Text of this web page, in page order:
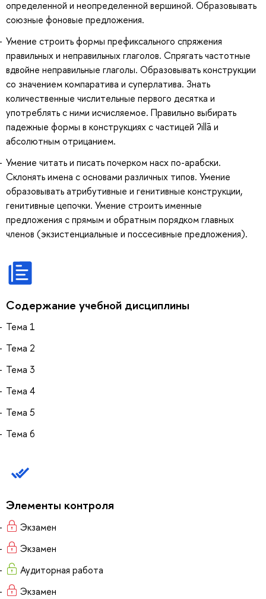
определенной и неопределенной вершиной. Образовывать
союзные фоновые предложения.
Умение строить формы префиксального спряжения
правильных и неправильных глаголов. Спрягать частотные
вдвойне неправильные глаголы. Образовывать конструкции
со значением компаратива и суперлатива. Знать
количественные числительные первого десятка и
употреблять с ними исчисляемое. Правильно выбирать
падежные формы в конструкциях с частицей ʔillā и
абсолютным отрицанием.
Умение читать и писать почерком насх по-арабски.
Склонять имена с основами различных типов. Умение
образовывать атрибутивные и генитивные конструкции,
генитивные цепочки. Умение строить именные
предложения с прямым и обратным порядком главных
членов (экзистенциальные и поссесивные предложения).
Содержание учебной дисциплины
Тема 1
Тема 2
Тема 3
Тема 4
Тема 5
Тема 6
Элементы контроля
Экзамен
Экзамен
Аудиторная работа
Экзамен